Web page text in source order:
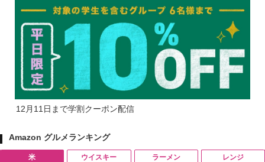
12月11日まで学割クーポン配信
Amazon グルメランキング
米 ウイスキー ラーメン レンジ